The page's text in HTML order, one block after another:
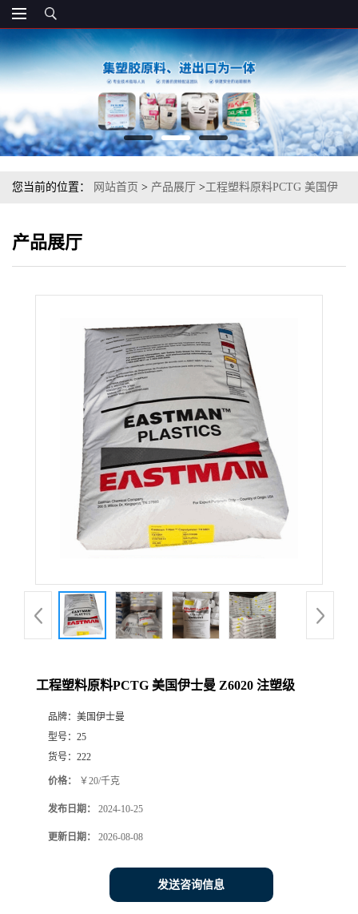
您当前的位置： 网站首页 > 产品展厅 >工程塑料原料PCTG 美国伊
产品展厅
工程塑料原料PCTG 美国伊士曼 Z6020 注塑级
品牌： 美国伊士曼
型号： 25
货号： 222
价格： ￥20/千克
发布日期： 2024-10-25
更新日期： 2026-08-08
发送咨询信息